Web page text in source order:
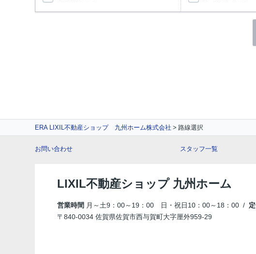
ERA LIXIL不動産ショップ 九州ホーム株式会社 路線選択
お問い合わせ スタッフ一覧
LIXIL不動産ショップ 九州ホーム
営業時間 月～土9：00～19：00 日・祝日10：00～18：00 /
〒840-0034 佐賀県佐賀市西与賀町大字厘外959-29